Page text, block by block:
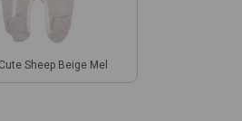
Cute Sheep Beige Mel